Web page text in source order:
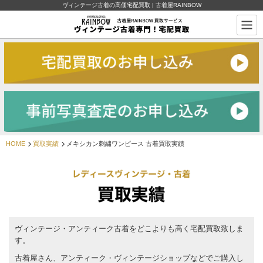
ヴィンテージ古着の高価宅配買取 | 古着屋RAINBOW
HOME 買取実績 メキシカン刺繍ワンピース 古着買取実績
ヴィンテージ・アンティーク古着をどこよりも高く宅配買取致しま
す。
古着屋さん、アンティーク・ヴィンテージショップなどでご購入し